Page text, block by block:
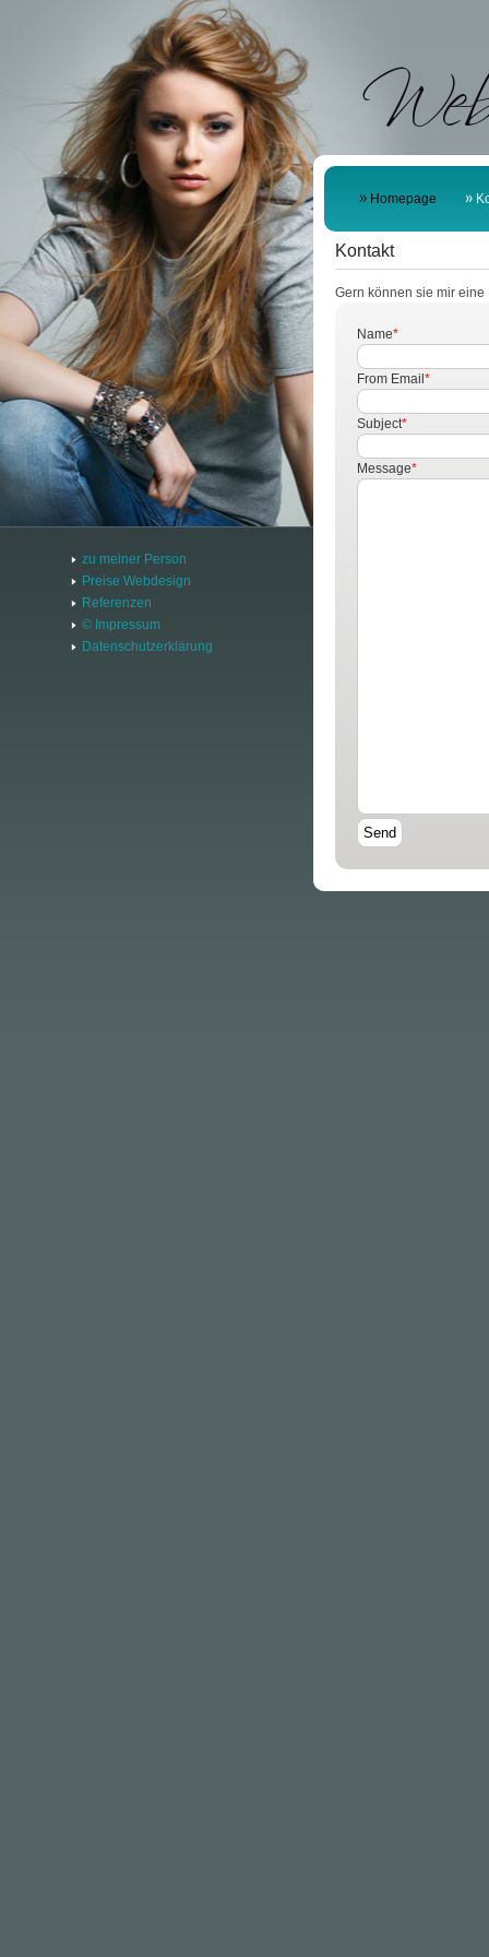
Homepage
zu meiner Person
Preise Webdesign
Referenzen
© Impressum
Datenschutzerklärung
Kontakt
Gern können sie mir
Name*
From Email *
Subject*
Message*